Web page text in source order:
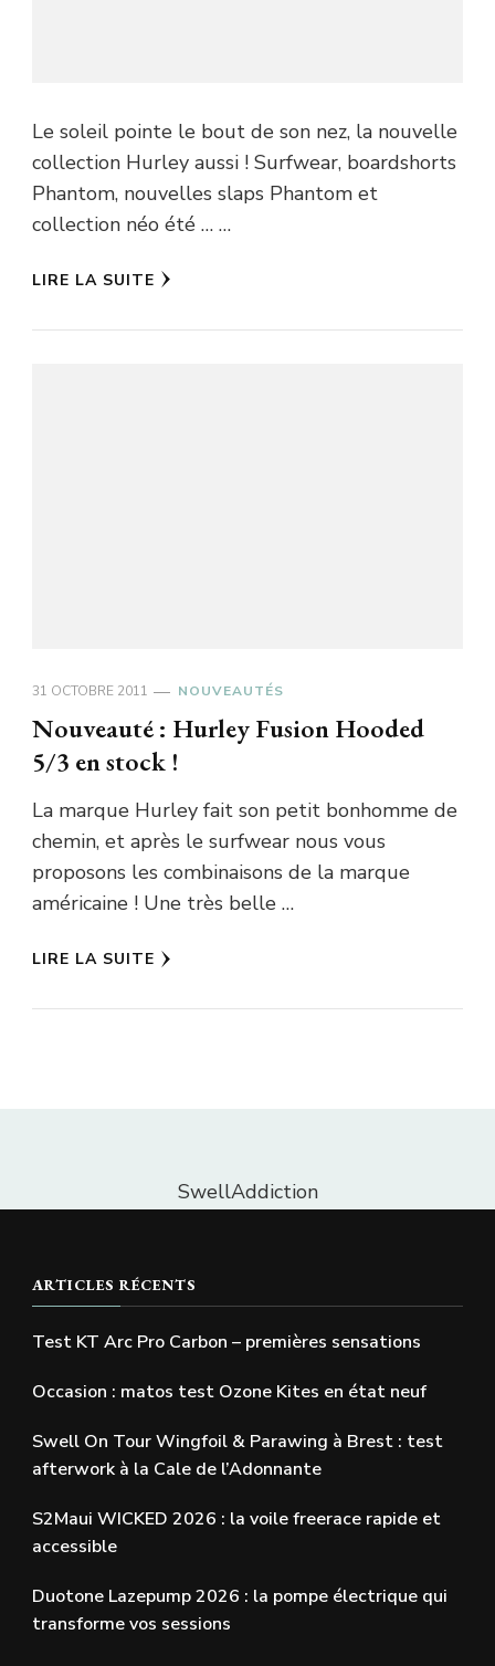
Le soleil pointe le bout de son nez, la nouvelle
collection Hurley aussi ! Surfwear, boardshorts
Phantom, nouvelles slaps Phantom et
collection néo été … …
LIRE LA SUITE
31 OCTOBRE 2011 NOUVEAUTÉS
Nouveauté : Hurley Fusion Hooded
5/3 en stock !
La marque Hurley fait son petit bonhomme de
chemin, et après le surfwear nous vous
proposons les combinaisons de la marque
américaine ! Une très belle …
LIRE LA SUITE
SwellAddiction
ARTICLES RÉCENTS
Test KT Arc Pro Carbon – premières sensations
Occasion : matos test Ozone Kites en état neuf
Swell On Tour Wingfoil & Parawing à Brest : test
afterwork à la Cale de l’Adonnante
S2Maui WICKED 2026 : la voile freerace rapide et
accessible
Duotone Lazepump 2026 : la pompe électrique qui
transforme vos sessions